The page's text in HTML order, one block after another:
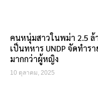
คนหนุ่มสาวในพม่า 2.5
เป็นทหาร UNDP จัดทำร
มากกว่าผู้หญิง
10 ตุลาคม, 2025